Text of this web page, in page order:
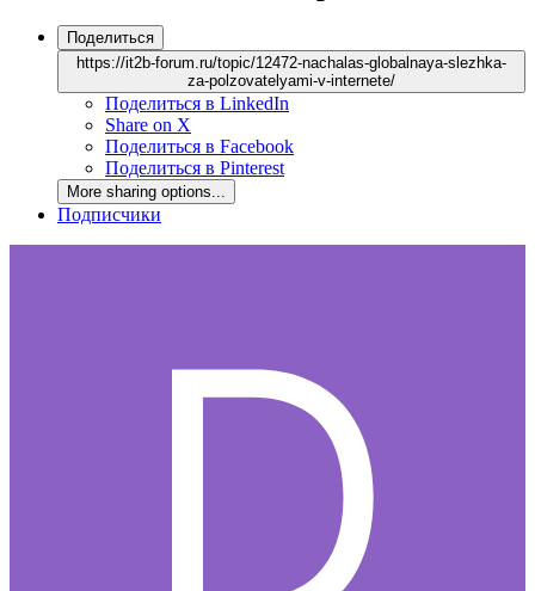
Поделиться
https://it2b-forum.ru/topic/12472-nachalas-globalnaya-slezhka-
za-polzovatelyami-v-internete/
Поделиться в LinkedIn
Share on X
Поделиться в Facebook
Поделиться в Pinterest
More sharing options...
Подписчики